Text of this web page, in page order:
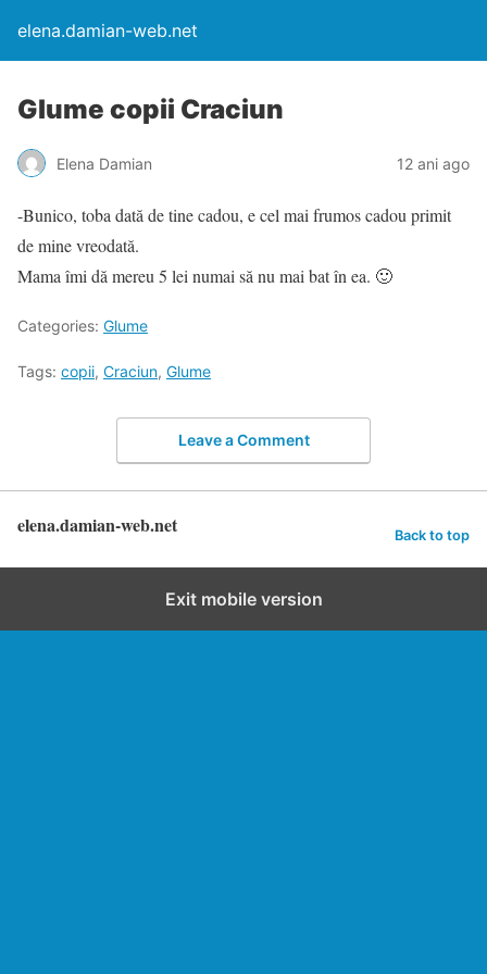
elena.damian-web.net
Glume copii Craciun
Elena Damian 12 ani ago
-Bunico, toba dată de tine cadou, e cel mai frumos cadou primit
de mine vreodată.
Mama îmi dă mereu 5 lei numai să nu mai bat în ea. 🙂
Categories: Glume
Tags: copii, Craciun, Glume
Leave a Comment
elena.damian-web.net Back to top
Exit mobile version